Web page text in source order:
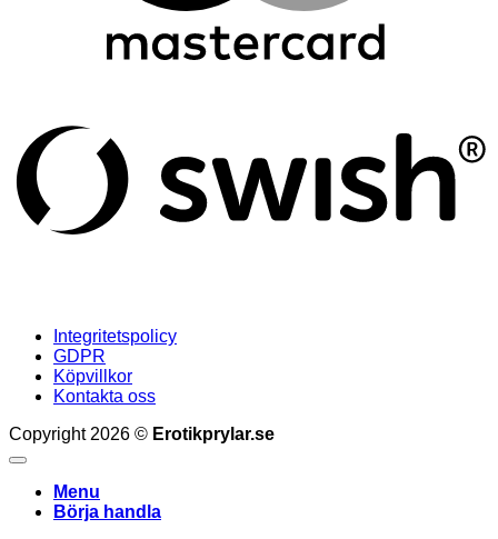
Integritetspolicy
GDPR
Köpvillkor
Kontakta oss
Copyright 2026 © Erotikprylar.se
Menu
Börja handla